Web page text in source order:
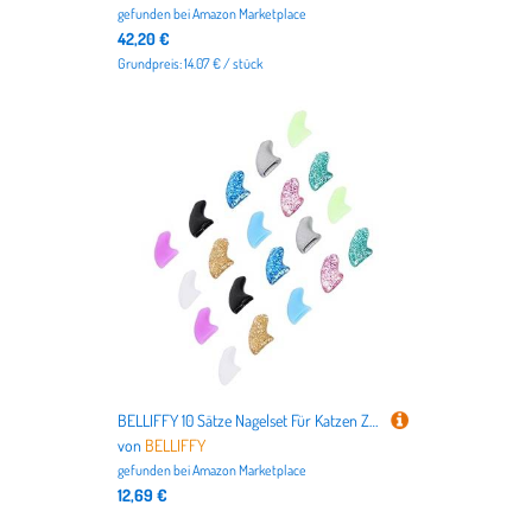
gefunden beiAmazon Marketplace
42,20 €
Grundpreis: 14.07 € / stück
BELLIFFY 10 Sätze Nagelset Für Katzen Zeiger Kratzen Nagelknipser Für Hunde Trimmer Pfote Tiere Schleifer Haustier Katzenbürste Clipper Hund Nagel Wurf Schermaschinen Planke Kieselgel
von BELLIFFY
gefunden beiAmazon Marketplace
12,69 €